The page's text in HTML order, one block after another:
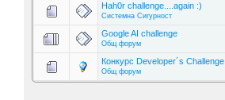
Hah0r challenge....again :)
Системна Сигурност
Google AI challenge
Общ форум
Конкурс Developer´s Challenge
Общ форум